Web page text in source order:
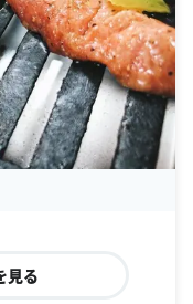
見る